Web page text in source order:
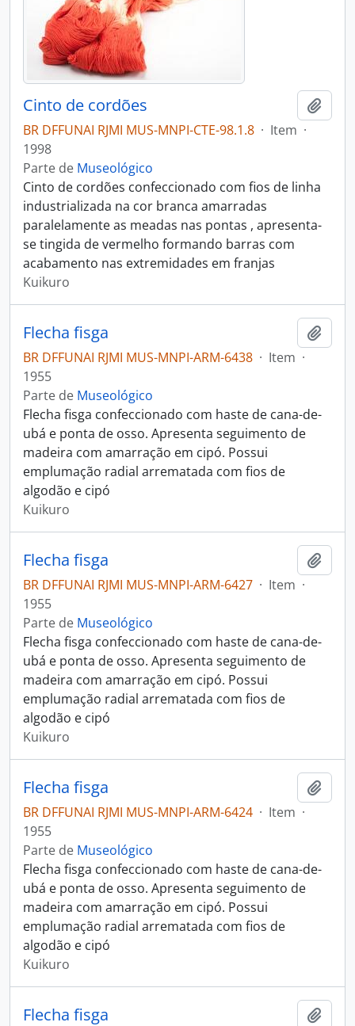
Cinto de cordões
BR DFFUNAI RJMI MUS-MNPI-CTE-98.1.8 · Item ·
1998
Parte de Museológico
Cinto de cordões confeccionado com fios de linha
industrializada na cor branca amarradas
paralelamente as meadas nas pontas , apresenta-
se tingida de vermelho formando barras com
acabamento nas extremidades em franjas
Kuikuro
Flecha fisga
BR DFFUNAI RJMI MUS-MNPI-ARM-6438 · Item ·
1955
Parte de Museológico
Flecha fisga confeccionado com haste de cana-de-
ubá e ponta de osso. Apresenta seguimento de
madeira com amarração em cipó. Possui
emplumação radial arrematada com fios de
algodão e cipó
Kuikuro
Flecha fisga
BR DFFUNAI RJMI MUS-MNPI-ARM-6427 · Item ·
1955
Parte de Museológico
Flecha fisga confeccionado com haste de cana-de-
ubá e ponta de osso. Apresenta seguimento de
madeira com amarração em cipó. Possui
emplumação radial arrematada com fios de
algodão e cipó
Kuikuro
Flecha fisga
BR DFFUNAI RJMI MUS-MNPI-ARM-6424 · Item ·
1955
Parte de Museológico
Flecha fisga confeccionado com haste de cana-de-
ubá e ponta de osso. Apresenta seguimento de
madeira com amarração em cipó. Possui
emplumação radial arrematada com fios de
algodão e cipó
Kuikuro
Flecha fisga